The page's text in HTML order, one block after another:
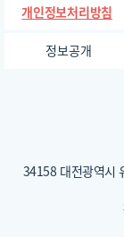
개인정보처리방침
정보공개
34158 대전광역시